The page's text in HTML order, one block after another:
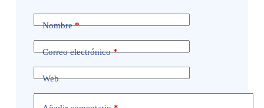
Nombre*
Correo electrónico*
Web